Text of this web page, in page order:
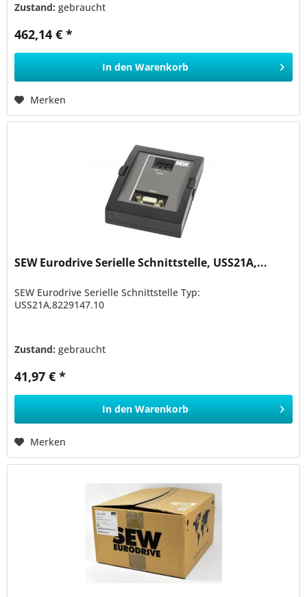
Zustand:gebraucht
462,14 € *
In den Warenkorb
Merken
SEW Eurodrive Serielle Schnittstelle, USS21A,...
SEW Eurodrive Serielle Schnittstelle Typ:
USS21A,8229147.10
Zustand:gebraucht
41,97 € *
In den Warenkorb
Merken